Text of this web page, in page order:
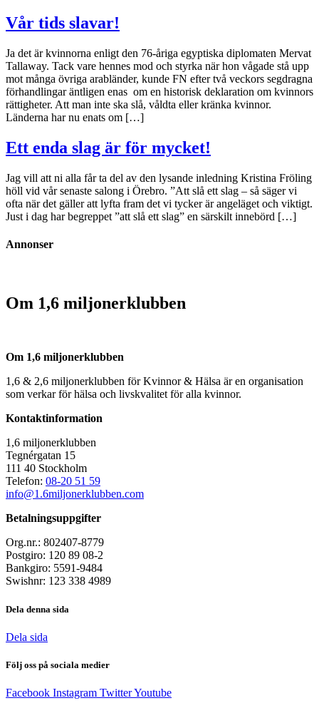
Vår tids slavar!
Ja det är kvinnorna enligt den 76-åriga egyptiska diplomaten Mervat
Tallaway. Tack vare hennes mod och styrka när hon vågade stå upp
mot många övriga arabländer, kunde FN efter två veckors segdragna
förhandlingar äntligen enas om en historisk deklaration om kvinnors
rättigheter. Att man inte ska slå, våldta eller kränka kvinnor.
Länderna har nu enats om […]
Ett enda slag är för mycket!
Jag vill att ni alla får ta del av den lysande inledning Kristina Fröling
höll vid vår senaste salong i Örebro. ”Att slå ett slag – så säger vi
ofta när det gäller att lyfta fram det vi tycker är angeläget och viktigt.
Just i dag har begreppet ”att slå ett slag” en särskilt innebörd […]
Annonser
Om 1,6 miljonerklubben
Om 1,6 miljonerklubben
1,6 & 2,6 miljonerklubben för Kvinnor & Hälsa är en organisation
som verkar för hälsa och livskvalitet för alla kvinnor.
Kontaktinformation
1,6 miljonerklubben
Tegnérgatan 15
111 40 Stockholm
Telefon: 08-20 51 59
info@1.6miljonerklubben.com
Betalningsuppgifter
Org.nr.: 802407-8779
Postgiro: 120 89 08-2
Bankgiro: 5591-9484
Swishnr: 123 338 4989
Dela denna sida
Dela sida
Följ oss på sociala medier
Facebook Instagram TwitterYoutube